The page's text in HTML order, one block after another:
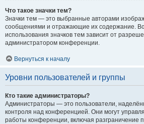
Что такое значки тем?
Значки тем — это выбранные авторами
сообщениями и отражающие их содержание.
использования значков тем зависит от
администратором конференции.
Вернуться к началу
Уровни пользователей и группы
Кто такие администраторы?
Администраторы — это пользователи,
контроля над конференцией. Они могут
работы конференции, включая разграничение